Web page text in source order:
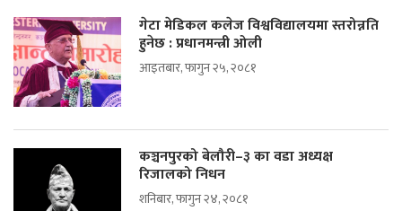
गेटा मेडिकल कलेज विश्वविद्यालयमा स्तरोन्नति
हुनेछ : प्रधानमन्त्री ओली
आइतबार, फागुन २५, २०८१
कञ्चनपुरको बेलौरी–३ का वडा अध्यक्ष
रिजालको निधन
शनिबार, फागुन २४, २०८१